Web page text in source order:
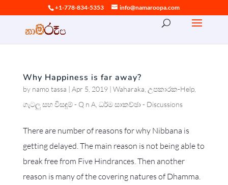
+1-778-834-5353 info@namaroopa.com
Why Happiness is far away?
by namo tassa | Apr 5, 2019| Waharaka උපකාරක-Help,
ගැටලු සහ විසඳුම් - Q n A, ධර්ම සාකච්ඡා - Discussions
There are number of reasons for why Nibbana is
getting delayed. The main reason is not being able to
break free from Five Hindrances. Then another
reason is many of the covering natures of Dhamma.